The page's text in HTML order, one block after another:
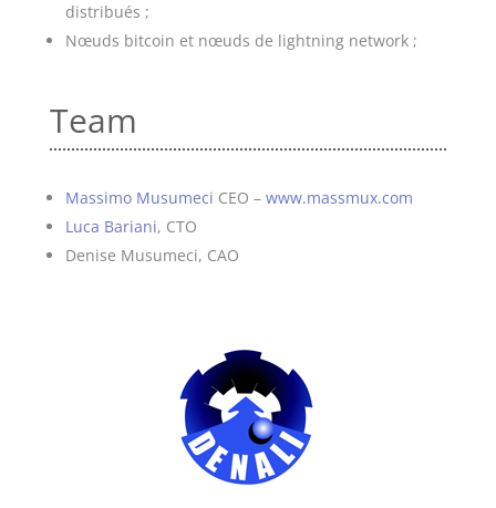
distribués ;
Nœuds bitcoin et nœuds de lightning network ;
Team
Massimo Musumeci CEO – www.massmux.com
Luca Bariani, CTO
Denise Musumeci, CAO